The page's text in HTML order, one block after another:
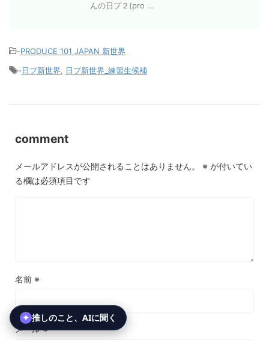
んの日プ２(pro ...
-PRODUCE 101 JAPAN 新世界
-日プ新世界 日プ新世界_練習生候補
comment
メールアドレスが公開されることはありません。 ※ が付いてい
る欄は必須項目です
名前 ※
メール※